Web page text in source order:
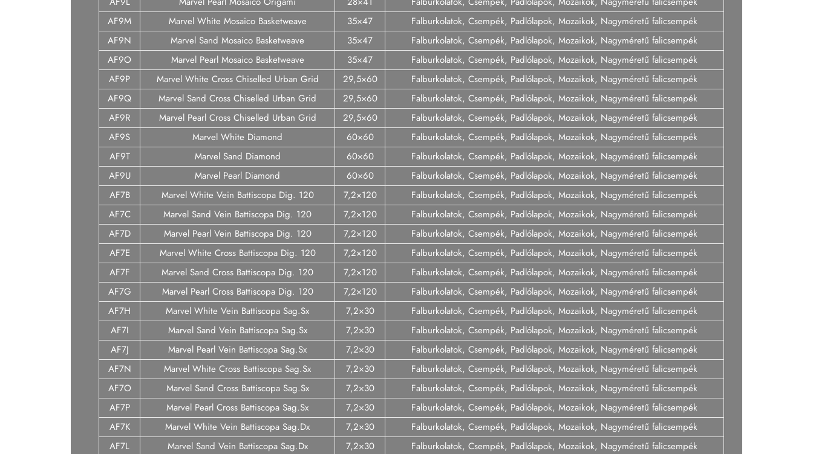
AF9M
Marvel White Mosaico Basketweave 35×47
Falburkolatok, Csempék, Padlólapok, Mozaikok, Nagyméretű falicsempék
AF9N
Marvel Sand Mosaico Basketweave 35×47
Falburkolatok, Csempék, Padlólapok, Mozaikok, Nagyméretű falicsempék
AF9O
Marvel Pearl Mosaico Basketweave 35×47
Falburkolatok, Csempék, Padlólapok, Mozaikok, Nagyméretű falicsempék
AF9P
Marvel White Cross Chiselled Urban Grid 29,5×60
Falburkolatok, Csempék, Padlólapok, Mozaikok, Nagyméretű falicsempék
AF9Q
Marvel Sand Cross Chiselled Urban Grid 29,5×60
Falburkolatok, Csempék, Padlólapok, Mozaikok, Nagyméretű falicsempék
AF9R
Marvel Pearl Cross Chiselled Urban Grid 29,5×60
Falburkolatok, Csempék, Padlólapok, Mozaikok, Nagyméretű falicsempék
AF9S
Marvel White Diamond 60×60
Falburkolatok, Csempék, Padlólapok, Mozaikok, Nagyméretű falicsempék
AF9T
Marvel Sand Diamond 60×60
Falburkolatok, Csempék, Padlólapok, Mozaikok, Nagyméretű falicsempék
AF9U
Marvel Pearl Diamond 60×60
Falburkolatok, Csempék, Padlólapok, Mozaikok, Nagyméretű falicsempék
AF7B
Marvel White Vein Battiscopa Dig. 120 7,2×120
Falburkolatok, Csempék, Padlólapok, Mozaikok, Nagyméretű falicsempék
AF7C
Marvel Sand Vein Battiscopa Dig. 120 7,2×120
Falburkolatok, Csempék, Padlólapok, Mozaikok, Nagyméretű falicsempék
AF7D
Marvel Pearl Vein Battiscopa Dig. 120 7,2×120
Falburkolatok, Csempék, Padlólapok, Mozaikok, Nagyméretű falicsempék
AF7E
Marvel White Cross Battiscopa Dig. 120 7,2×120
Falburkolatok, Csempék, Padlólapok, Mozaikok, Nagyméretű falicsempék
AF7F
Marvel Sand Cross Battiscopa Dig. 120 7,2×120
Falburkolatok, Csempék, Padlólapok, Mozaikok, Nagyméretű falicsempék
AF7G
Marvel Pearl Cross Battiscopa Dig. 120 7,2×120
Falburkolatok, Csempék, Padlólapok, Mozaikok, Nagyméretű falicsempék
AF7H
Marvel White Vein Battiscopa Sag.Sx 7,2×30
Falburkolatok, Csempék, Padlólapok, Mozaikok, Nagyméretű falicsempék
AF7I
Marvel Sand Vein Battiscopa Sag.Sx 7,2×30
Falburkolatok, Csempék, Padlólapok, Mozaikok, Nagyméretű falicsempék
AF7J
Marvel Pearl Vein Battiscopa Sag.Sx 7,2×30
Falburkolatok, Csempék, Padlólapok, Mozaikok, Nagyméretű falicsempék
AF7N
Marvel White Cross Battiscopa Sag.Sx 7,2×30
Falburkolatok, Csempék, Padlólapok, Mozaikok, Nagyméretű falicsempék
AF7O
Marvel Sand Cross Battiscopa Sag.Sx 7,2×30
Falburkolatok, Csempék, Padlólapok, Mozaikok, Nagyméretű falicsempék
AF7P
Marvel Pearl Cross Battiscopa Sag.Sx 7,2×30
Falburkolatok, Csempék, Padlólapok, Mozaikok, Nagyméretű falicsempék
AF7K
Marvel White Vein Battiscopa Sag.Dx 7,2×30
Falburkolatok, Csempék, Padlólapok, Mozaikok, Nagyméretű falicsempék
AF7L
Marvel Sand Vein Battiscopa Sag.Dx 7,2×30
Falburkolatok, Csempék, Padlólapok, Mozaikok, Nagyméretű falicsempék